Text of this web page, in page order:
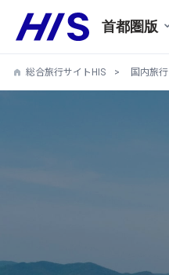
首都圏版
総合旅行サイトHIS 国内旅行